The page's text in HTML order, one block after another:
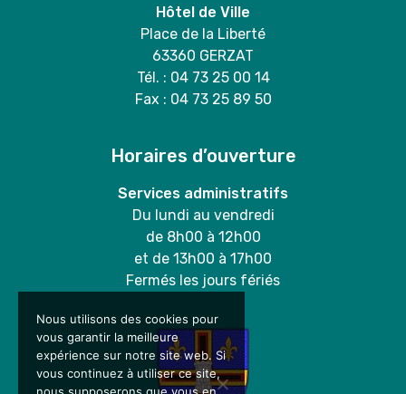
Hôtel de Ville
Place de la Liberté
63360 GERZAT
Tél. : 04 73 25 00 14
Fax : 04 73 25 89 50
Horaires d’ouverture
Services administratifs
Du lundi au vendredi
de 8h00 à 12h00
et de 13h00 à 17h00
Fermés les jours fériés
Nous utilisons des cookies pour
vous garantir la meilleure
expérience sur notre site web. Si
vous continuez à utiliser ce site,